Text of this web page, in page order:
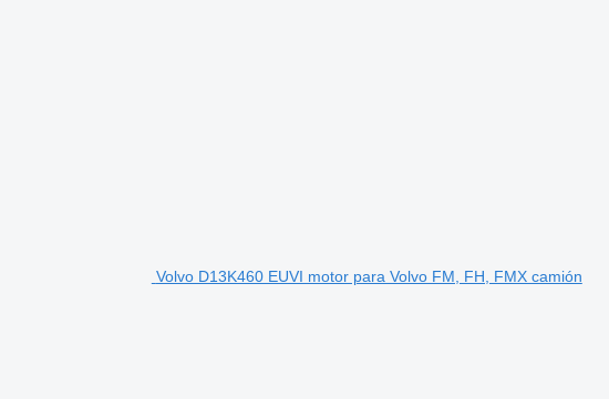
Volvo D13K460 EUVI motor para Volvo FM, FH, FMX camión